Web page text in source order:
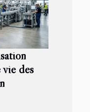
des